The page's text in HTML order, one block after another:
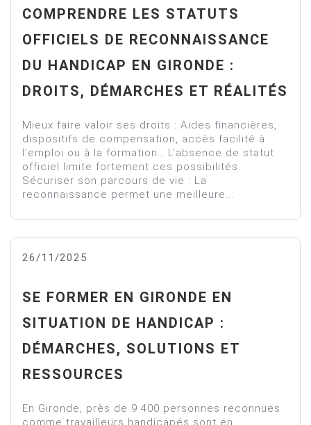
COMPRENDRE LES STATUTS
OFFICIELS DE RECONNAISSANCE
DU HANDICAP EN GIRONDE :
DROITS, DÉMARCHES ET RÉALITÉS
Mieux faire valoir ses droits : Aides financières,
dispositifs de compensation, accès facilité à
l’emploi ou à la formation… L’absence de statut
officiel limite fortement ces possibilités.
Sécuriser son parcours de vie : La
reconnaissance permet une meilleure...
26/11/2025
SE FORMER EN GIRONDE EN
SITUATION DE HANDICAP :
DÉMARCHES, SOLUTIONS ET
RESSOURCES
En Gironde, près de 9 400 personnes reconnues
comme travailleurs handicapés sont en